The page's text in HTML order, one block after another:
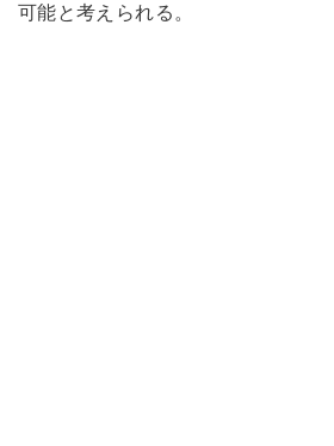
可能と考えられる。